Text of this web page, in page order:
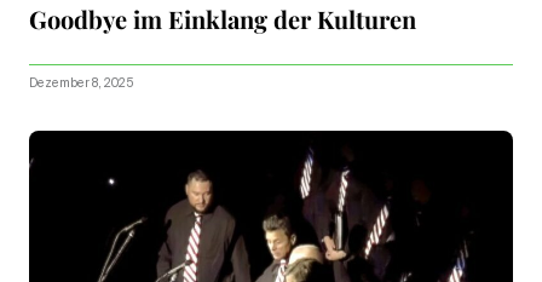
Goodbye im Einklang der Kulturen
Dezember 8, 2025